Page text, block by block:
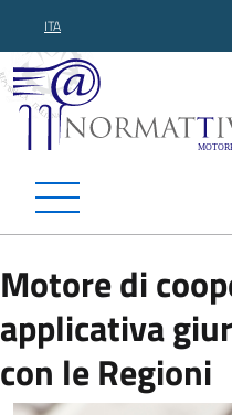
ITA
Motore di
applicativa
con le Regioni